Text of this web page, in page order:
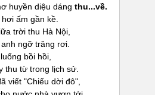
huyền diệu dáng thu...về.
ấm gần kề.
trời thu Hà Nội,
ngỡ trăng rơi.
bồi hồi,
thu từ trong lịch sử.
viết "Chiếu dời đô",